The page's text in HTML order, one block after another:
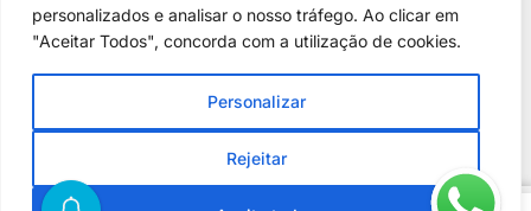
personalizados e analisar o nosso tráfego. Ao clicar em
"Aceitar Todos", concorda com a utilização de cookies.
Personalizar
Rejeitar
Copyright © 2025. Desenvolvido porPhantom Digital.
Todos os direitos reservados para
Centro de Arbitragem de Conflitos de Consumo de Lisboa